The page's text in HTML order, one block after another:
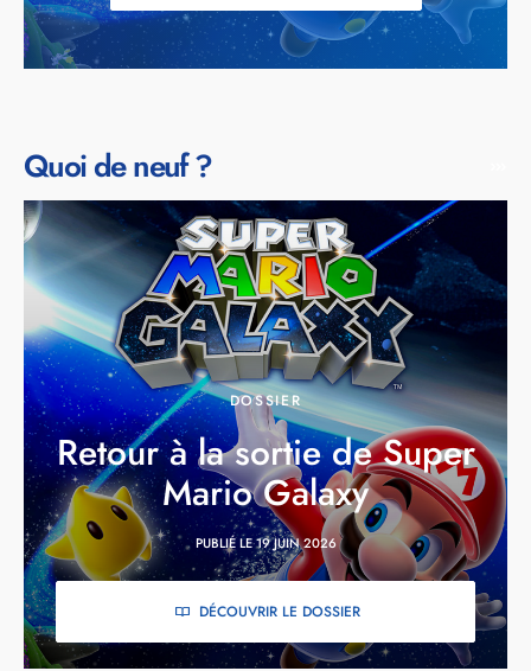
Quoi de neuf ?
DOSSIER
Retour à la sortie de Super
Mario Galaxy
PUBLIÉ LE 19 JUIN 2026
DÉCOUVRIR LE DOSSIER